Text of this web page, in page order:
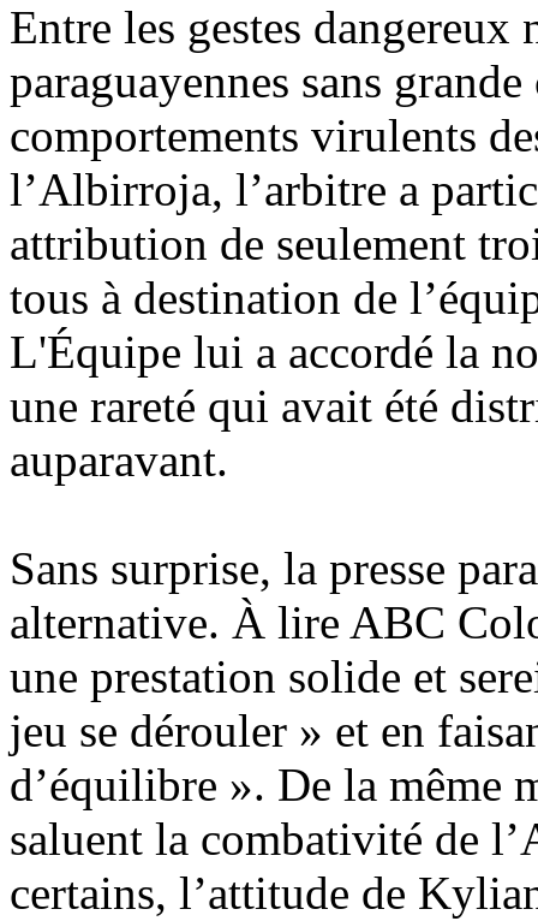
Entre les gestes dangereux
paraguayennes sans
comportements virulents
l’Albirroja, l’arbitre a
attribution de seulement
tous à destination de
L'Équipe lui a accordé la
une rareté qui avait été
auparavant.
Sans surprise, la presse
alternative. À lire ABC
une prestation solide et
jeu se dérouler » et en
d’équilibre ». De la même
saluent la combativité de
certains, l’attitude de